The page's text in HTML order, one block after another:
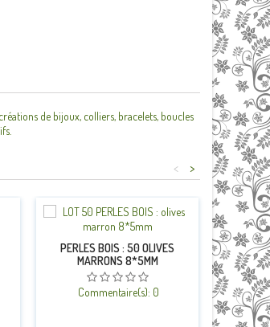
de bijoux, colliers, bracelets, boucles
>
<
PERLES BOIS : 50 OLIVES
MARRONS 8*5MM
Commentaire(s): 0